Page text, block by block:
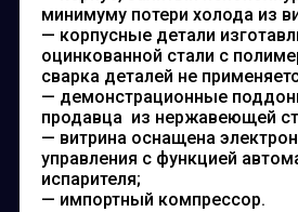
минимуму потери холода из
— корпусные детали
оцинкованной стали с
сварка деталей не
— демонстрационные
продавца из нержавеющей
— витрина оснащена
управления с функцией
испарителя;
— импортный компрессор.